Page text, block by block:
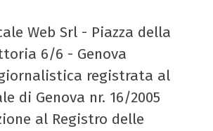
Web Srl - Piazza della
6/6 - Genova
registrata al
di Genova nr. 16/2005
al Registro delle